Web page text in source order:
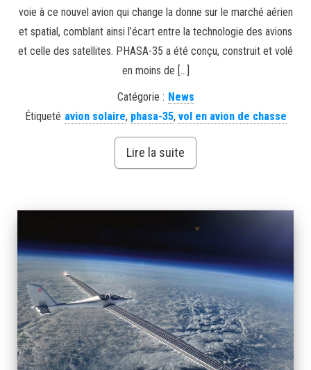
voie à ce nouvel avion qui change la donne sur le marché aérien
et spatial, comblant ainsi l’écart entre la technologie des avions
et celle des satellites. PHASA-35 a été conçu, construit et volé
en moins de […]
Catégorie : News
Étiqueté avion solaire, phasa-35, vol en avion de chasse
Lire la suite